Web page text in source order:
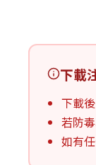
下載
下載
若防
如有